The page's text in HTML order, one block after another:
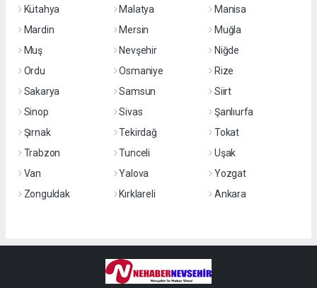
Kütahya
Malatya
Manisa
Mardin
Mersin
Muğla
Muş
Nevşehir
Niğde
Ordu
Osmaniye
Rize
Sakarya
Samsun
Siirt
Sinop
Sivas
Şanlıurfa
Şırnak
Tekirdağ
Tokat
Trabzon
Tunceli
Uşak
Van
Yalova
Yozgat
Zonguldak
Kırklareli Ankara